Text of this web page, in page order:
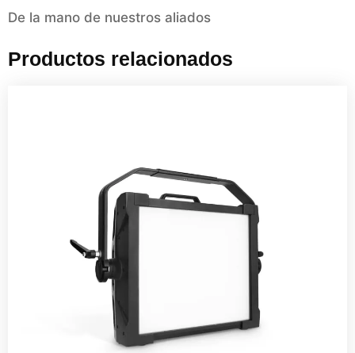
De la mano de nuestros aliados
Productos relacionados